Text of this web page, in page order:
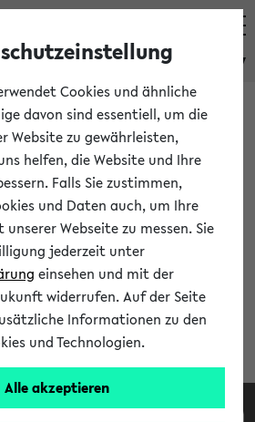
eKVV
sich im Verlauf Ihrer eKVV
Cookies und ähnliche
davon sind essentiell, um die
Website zu gewährleisten,
helfen, die Website und Ihre
Falls Sie zustimmen,
und Daten auch, um Ihre
Webseite zu messen. Sie
jederzeit unter
einsehen und mit der
widerrufen. Auf der Seite
Informationen zu den
und Technologien.
Alle akzeptieren